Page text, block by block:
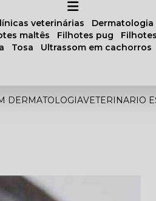
clínicas veterinárias
maltês filhotes pug
tosa ultrassom em cachorros
DERMATOLOGIAVETERINARIO